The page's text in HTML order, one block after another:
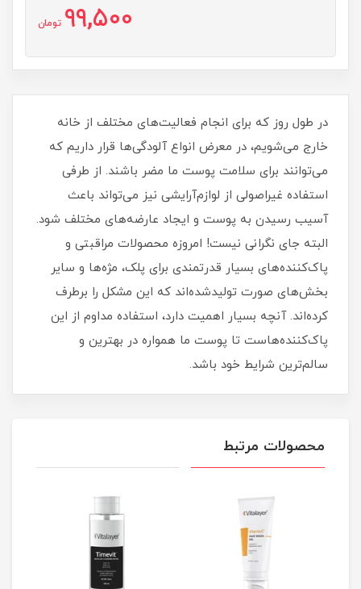
99,500 تومان
در طول روز که برای انجام فعالیت‌های مختلف از خانه
خارج می‌شویم، در معرض انواع آلودگی‌ها قرار داریم که
می‌توانند برای سلامت پوست ما مضر باشند. از طرفی
استفاده غیراصولی از لوازم‌آرایشی نیز می‌تواند باعث
آسیب رسیدن به پوست و ایجاد عارضه‌های مختلف شود.
البته جای نگرانی نیست! امروزه محصولات مراقبتی و
پاک‌کننده‌های بسیار قدرتمندی برای پلک، مژه‌ها و سایر
بخش‌های صورت تولیدشده‌اند که این مشکل را برطرف
کرده‌اند. آنچه بسیار اهمیت دارد، استفاده مداوم از این
پاک‌کننده‌هاست تا پوست ما همواره در بهترین و
سالم‌ترین شرایط خود باشد.
محصولات مرتبط